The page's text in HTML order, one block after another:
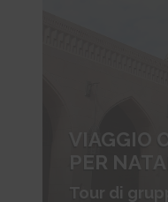
VIAGGIO
PER
Tour di